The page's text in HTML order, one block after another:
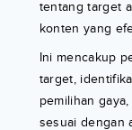
tentang target
konten yang
Ini mencakup
target,
pemilihan
sesuai dengan